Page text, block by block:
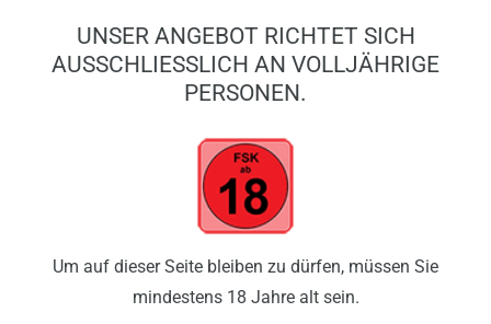
0
0,00 EUR
ELFBAR 600
UNSER ANGEBOT RICHTET SICH
AUSSCHLIESSLICH AN VOLLJÄHRIGE P
ERSONEN.
Um auf dieser Seite bleiben zu dürfen, müssen Sie
mindestens 18 Jahre alt sein.